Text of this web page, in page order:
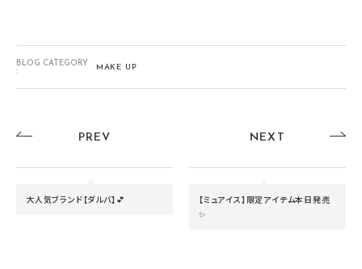
BLOG CATEGORY
:
MAKE UP
PREV
大人気ブランド【ダルバ】💕
NEXT
【ミュアイス】限定アイテム本日発売
✨